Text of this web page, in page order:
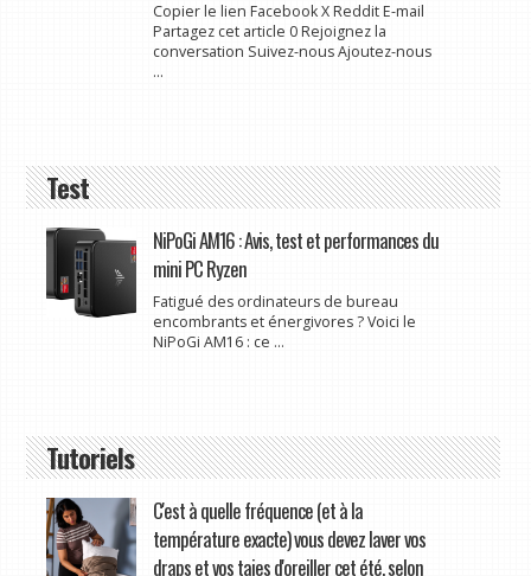
Copier le lien Facebook X Reddit E-mail
Partagez cet article 0 Rejoignez la
conversation Suivez-nous Ajoutez-nous
...
Test
NiPoGi AM16 : Avis, test et performances du
mini PC Ryzen
Fatigué des ordinateurs de bureau
encombrants et énergivores ? Voici le
NiPoGi AM16 : ce ...
Tutoriels
C'est à quelle fréquence (et à la
température exacte) vous devez laver vos
draps et vos taies d'oreiller cet été, selon